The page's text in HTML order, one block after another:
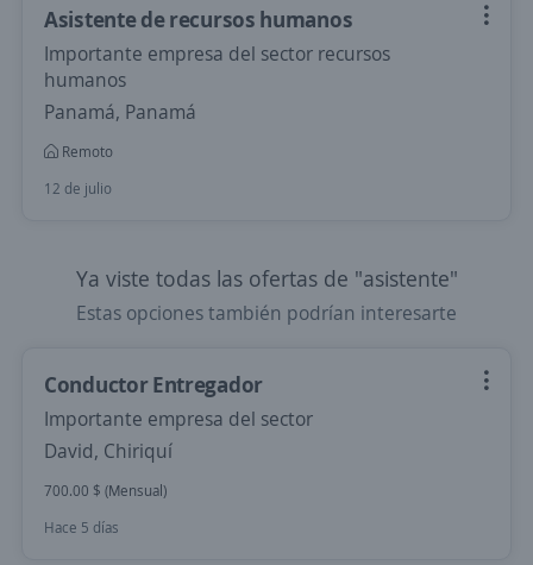
Asistente de recursos humanos
Importante empresa del sector recursos
humanos
Panamá, Panamá
Remoto
12 de julio
Ya viste todas las ofertas de "asistente"
Estas opciones también podrían interesarte
Conductor Entregador
Importante empresa del sector
David, Chiriquí
700.00 $ (Mensual)
Hace 5 días